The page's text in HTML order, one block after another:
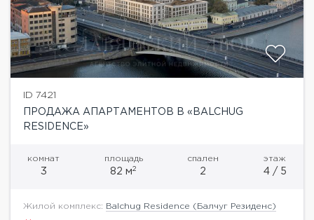
ID 7421
ПРОДАЖА АПАРТАМЕНТОВ В «BALCHUG
RESIDENCE»
комнат
3
площадь
82 м2
спален
2
этаж
4 / 5
Жилой комплекс: Balchug Residence (Балчуг Резиденс)